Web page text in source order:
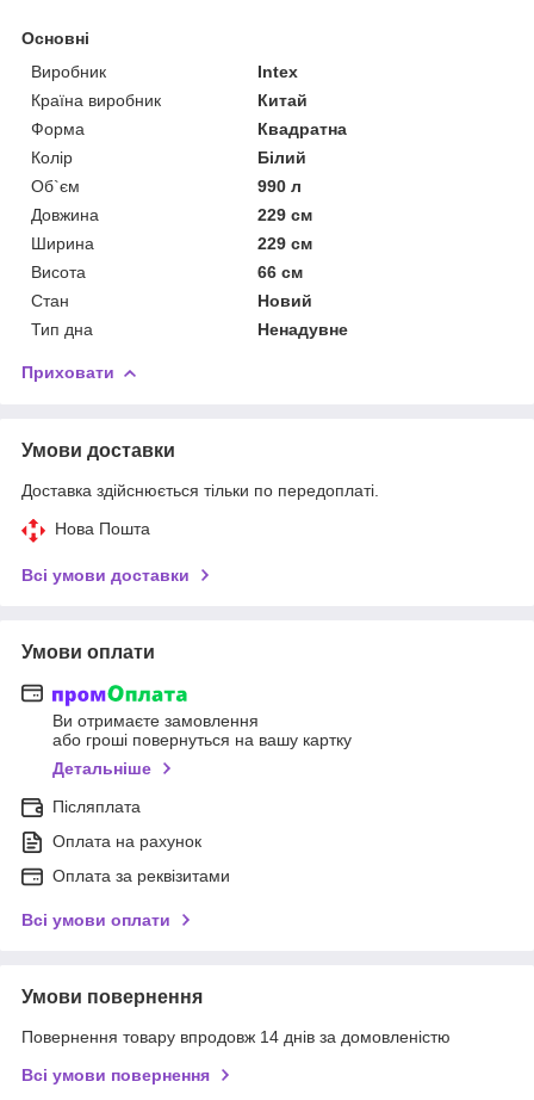
Основні
Виробник
Intex
Країна виробник
Китай
Форма
Квадратна
Колір
Білий
Об`єм
990 л
Довжина
229 см
Ширина
229 см
Висота
66 см
Стан
Новий
Тип дна
Ненадувне
Приховати
Умови доставки
Доставка здійснюється тільки по передоплаті.
Нова Пошта
Всі умови доставки
Умови оплати
Ви отримаєте замовлення
або гроші повернуться на вашу картку
Детальніше
Післяплата
Оплата на рахунок
Оплата за реквізитами
Всі умови оплати
Умови повернення
Повернення товару впродовж 14 днів за домовленістю
Всі умови повернення